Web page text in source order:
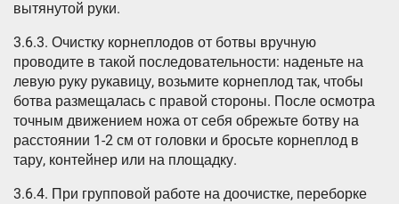
вытянутой руки.
3.6.3. Очистку корнеплодов от ботвы вручную
проводите в такой последовательности: наденьте на
левую руку рукавицу, возьмите корнеплод так, чтобы
ботва размещалась с правой стороны. После осмотра
точным движением ножа от себя обрежьте ботву на
расстоянии 1-2 см от головки и бросьте корнеплод в
тару, контейнер или на площадку.
3.6.4. При групповой работе на доочистке, переборке